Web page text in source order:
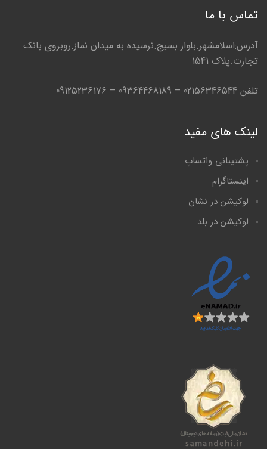
تماس با ما
آدرس:اسلامشهر.بلوار بسیج.نرسیده به میدان نماز.روبروی بانک
تجارت.پلاک 1541
تلفن 02156346544 – 09364468189 – 09125236176
لینک های مفید
پشتیبانی واتساپ
اینستاگرام
لوکیشن در نشان
لوکیشن در بلد